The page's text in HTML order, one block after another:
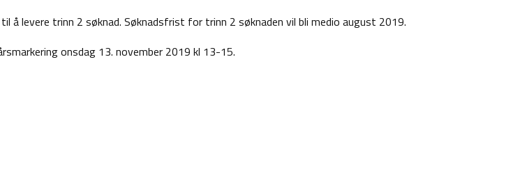
å levere trinn 2 søknad. Søknadsfrist for trinn 2 søknaden vil bli medio august 2019.
onsdag 13. november 2019 kl 13-15.